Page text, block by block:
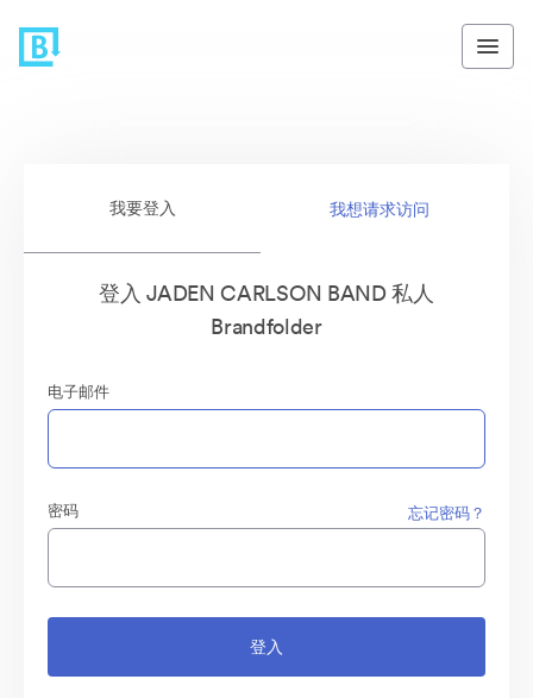
我要登入 我想请求访问
登入 JADEN CARLSON BAND 私人
Brandfolder
电子邮件
密码 忘记密码？